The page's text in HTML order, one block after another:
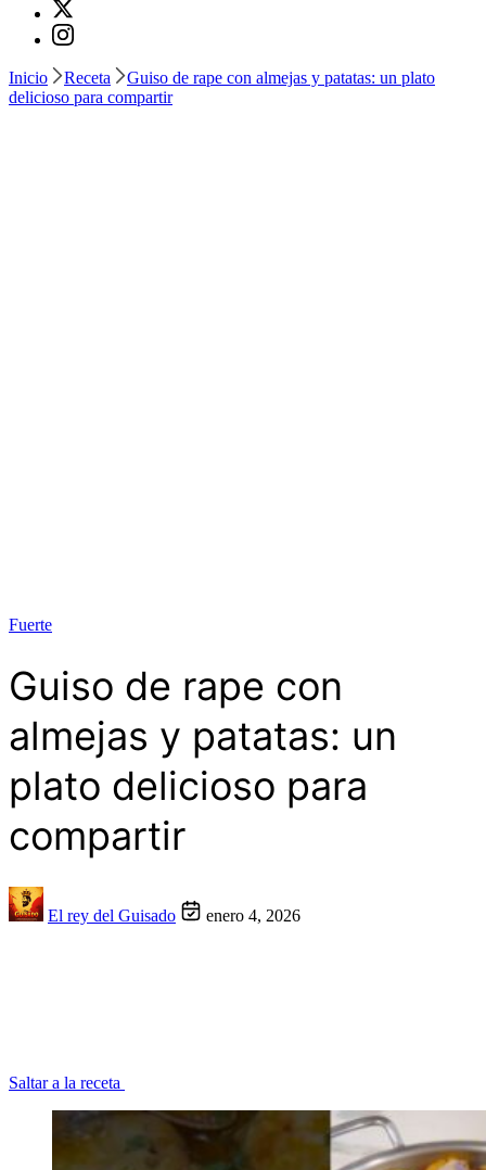
Inicio Receta
Guiso de rape con almejas y patatas: un plato
delicioso para compartir
Fuerte
Guiso de rape con
almejas y patatas: un
plato delicioso para
compartir
El rey del Guisado enero 4, 2026
Saltar a la receta